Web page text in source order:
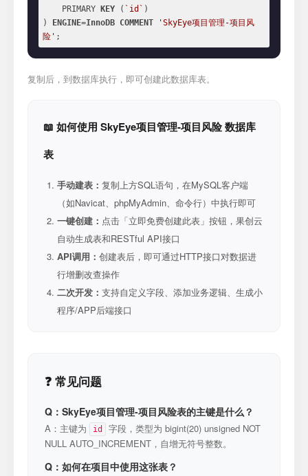
    PRIMARY
KEY ( `id` )
)
ENGINE=InnoDB COMMENT
'SkyEye项目管理-项目风
险' ;
复制后，到数据库执行，即可创建此数据库表。
📖 如何使用 SkyEye项目管理-项目风险 数据库
表
手动建表： 复制上方SQL语句，在MySQL客户端
（如Navicat、phpMyAdmin、命令行）中执行即可
一键创建： 点击「立即免费创建此表」按钮，果创云
自动生成表和RESTful API接口
API调用： 创建表后，即可通过HTTP接口对数据进
行增删改查操作
二次开发： 支持自定义字段、添加业务逻辑、生成小
程序/APP后端接口
❓ 常见问题
Q：SkyEye项目管理-项目风险表的主键是什么？
A：主键为 id
字段，类型为 bigint(20) unsigned NOT
NULL AUTO_INCREMENT，自增无符号整数。
Q：如何在项目中使用这张表？